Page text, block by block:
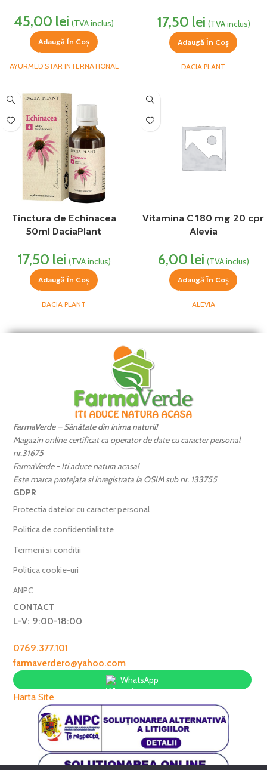
45,00 lei (TVA inclus)
Adaugă În Coș
AYURMED STAR INTERNATIONAL
17,50 lei (TVA inclus)
Adaugă În Coș
DACIA PLANT
Tinctura de Echinacea
50ml DaciaPlant
17,50 lei (TVA inclus)
Adaugă În Coș
DACIA PLANT
Vitamina C 180 mg 20 cpr
Alevia
6,00 lei (TVA inclus)
Adaugă În Coș
ALEVIA
FarmaVerde – Sănătate din inima naturii!
Magazin online certificat ca operator de date cu caracter personal
nr.31675
FarmaVerde - Iti aduce natura acasa!
Este marca protejata si inregistrata la OSIM sub nr. 133755
GDPR
Protectia datelor cu caracter personal
Politica de confidentialitate
Termeni si conditii
Politica cookie-uri
ANPC
CONTACT
L-V: 9:00-18:00
0769.377.101
farmaverdero@yahoo.com
WhatsApp
Harta Site